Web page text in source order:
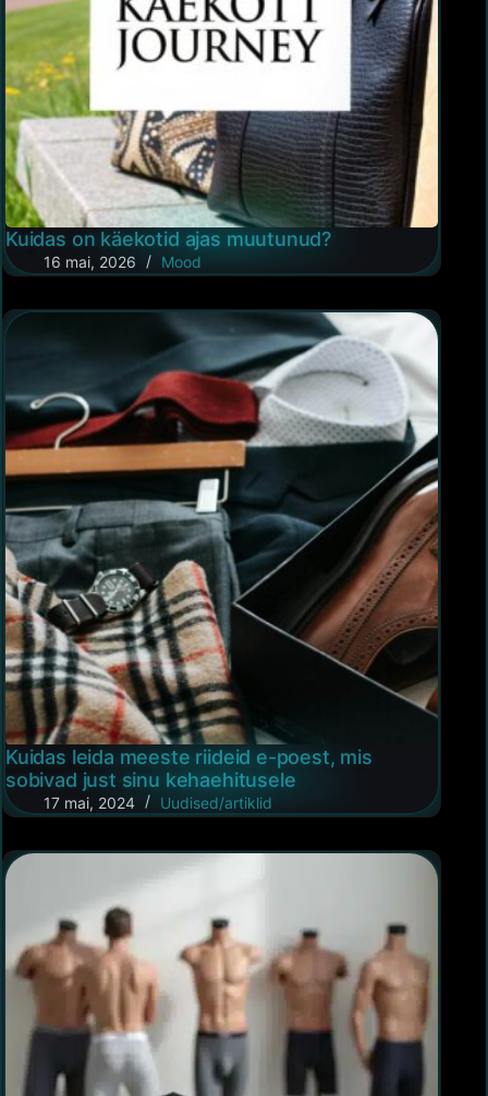
Kuidas on käekotid ajas muutunud?
16 mai, 2026 Mood
Kuidas leida meeste riideid e-poest, mis
sobivad just sinu kehaehitusele
17 mai, 2024 Uudised/artiklid